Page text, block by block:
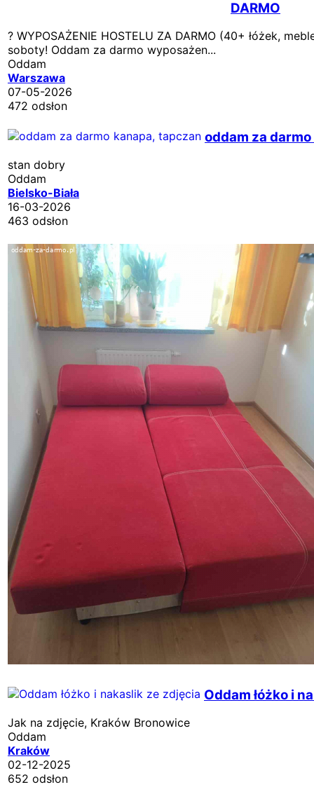
DARMO
? WYPOSAŻENIE HOSTELU ZA DARMO (40+ łóżek,
soboty! Oddam za darmo wyposażen...
Oddam
Warszawa
07-05-2026
472 odsłon
oddam za
stan dobry
Oddam
Bielsko-Biała
16-03-2026
463 odsłon
Oddam łóżko i
Jak na zdjęcie, Kraków Bronowice
Oddam
Kraków
02-12-2025
652 odsłon